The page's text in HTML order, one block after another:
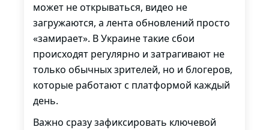
может не открываться, видео не
загружаются, а лента обновлений просто
«замирает». В Украине такие сбои
происходят регулярно и затрагивают не
только обычных зрителей, но и блогеров,
которые работают с платформой каждый
день.
Важно сразу зафиксировать ключевой